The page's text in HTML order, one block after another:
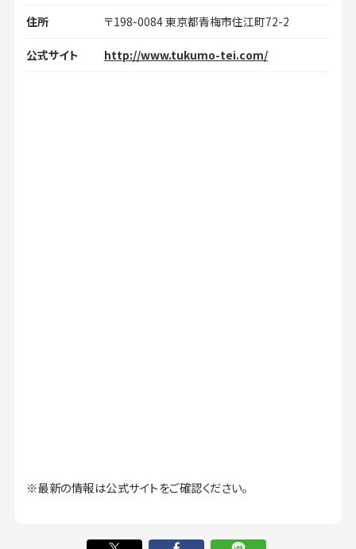
住所 〒198-0084 東京都青梅市住江町72-2
公式サイト http://www.tukumo-tei.com/
※最新の情報は公式サイトをご確認ください。